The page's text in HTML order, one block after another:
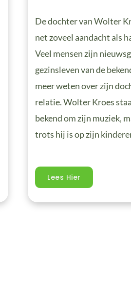
De dochter van Wolter
net zoveel aandacht als
Veel mensen zijn
gezinsleven van de
meer weten over zijn
relatie. Wolter Kroes
bekend om zijn muziek,
trots hij is op zijn
Lees Hier